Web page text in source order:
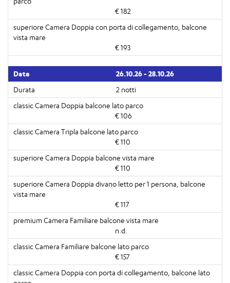
€ 182
€ 193
26.10.26 - 28.10.26
2 notti
€ 106
€ 110
€ 110
€ 117
n.d.
€ 157